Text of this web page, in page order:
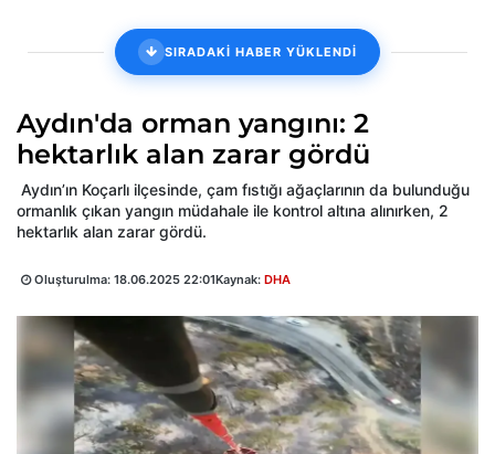
SIRADAKİ HABER YÜKLENDİ
Aydın'da orman yangını: 2
hektarlık alan zarar gördü
Aydın’ın Koçarlı ilçesinde, çam fıstığı ağaçlarının da bulunduğu
ormanlık çıkan yangın müdahale ile kontrol altına alınırken, 2
hektarlık alan zarar gördü.
Oluşturulma: 18.06.2025 22:01Kaynak: DHA